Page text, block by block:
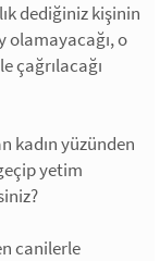
dediğiniz kişinin
olamayacağı, o
çağrılacağı
kadın yüzünden
yetim
canilerle